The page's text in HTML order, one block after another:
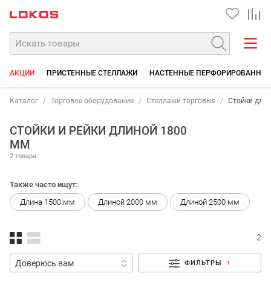
АКЦИИ ПРИСТЕННЫЕ СТЕЛЛАЖИ НАСТЕННЫЕ
Каталог Торговое оборудование Стеллажи торговые Стойки для
СТОЙКИ И РЕЙКИ ДЛИНОЙ 1800
ММ
2 товара
Также часто ищут:
Длина 1500 мм
Длиной 2000 мм Длиной 2500 мм
2
ФИЛЬТРЫ 1